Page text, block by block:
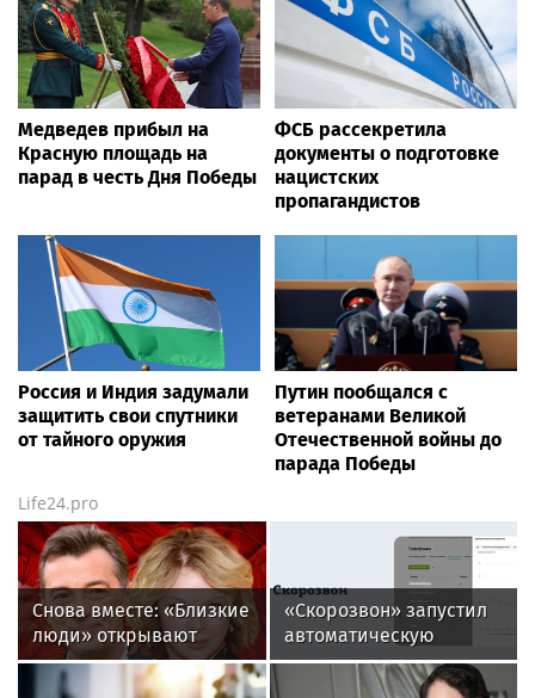
Медведев прибыл на
Красную площадь на
парад в честь Дня Победы
ФСБ рассекретила
документы о подготовке
нацистских
пропагандистов
Россия и Индия задумали
защитить свои спутники
от тайного оружия
Путин пообщался с
ветеранами Великой
Отечественной войны до
парада Победы
Life24.pro
Снова вместе: «Близкие
люди» открывают
новый театральный
сезон
«Скорозвон» запустил
автоматическую
замену номеров при
снижении контактности